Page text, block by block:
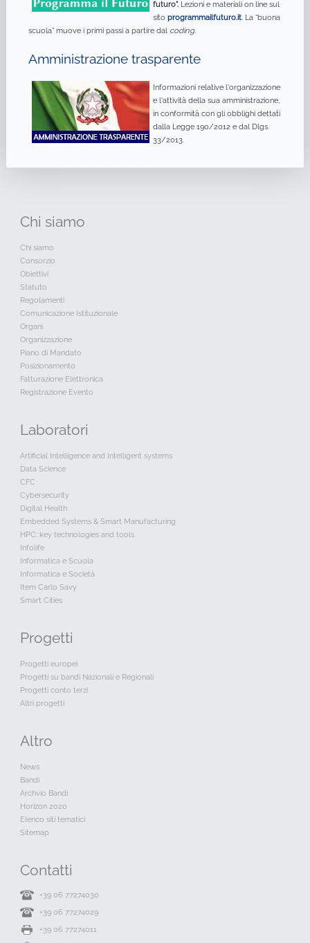
futuro". Lezioni e materiali on line sul
sito programmailfuturo.it. La “buona
scuola” muove i primi passi a partire dal coding.
Amministrazione trasparente
Informazioni relative l'organizzazione
e l'attività della sua amministrazione,
in conformità con gli obblighi dettati
dalla Legge 190/2012 e dal Dlgs
33/2013.
Chi siamo
Chi siamo
Consorzio
Obiettivi
Statuto
Regolamenti
Comunicazione Istituzionale
Organi
Organizzazione
Piano di Mandato
Posizionamento
Fatturazione Elettronica
Registrazione Evento
Laboratori
Artificial Intelligence and Intelligent systems
Data Science
CFC
Cybersecurity
Digital Health
Embedded Systems & Smart Manufacturing
HPC: key technologies and tools
Infolife
Informatica e Scuola
Informatica e Società
Item Carlo Savy
Smart Cities
Progetti
Progetti europei
Progetti su bandi Nazionali e Regionali
Progetti conto terzi
Altri progetti
Altro
News
Bandi
Archvio Bandi
Horizon 2020
Elenco siti tematici
Sitemap
Contatti
+39 06 77274030
+39 06 77274029
+39 06 77274011